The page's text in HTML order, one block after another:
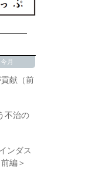
今月
献（前
不治の
ンダス
編＞